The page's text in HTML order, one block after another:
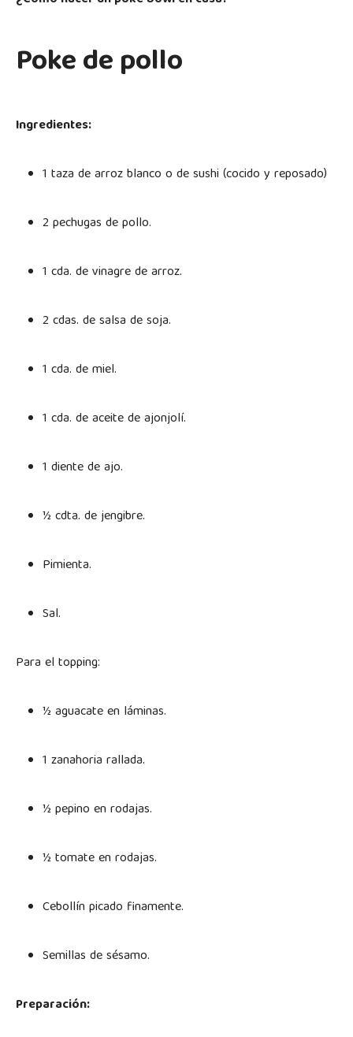
Poke de pollo
Ingredientes:
1 taza de arroz blanco o de sushi (cocido y reposado)
2 pechugas de pollo.
1 cda. de vinagre de arroz.
2 cdas. de salsa de soja.
1 cda. de miel.
1 cda. de aceite de ajonjolí.
1 diente de ajo.
½ cdta. de jengibre.
Pimienta.
Sal.
Para el topping:
½ aguacate en láminas.
1 zanahoria rallada.
½ pepino en rodajas.
½ tomate en rodajas.
Cebollín picado finamente.
Semillas de sésamo.
Preparación: